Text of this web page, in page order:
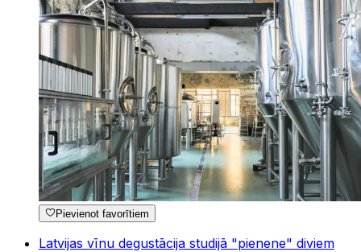
Pievienot favorītiem
Latvijas vīnu degustācija studijā "pienene" diviem